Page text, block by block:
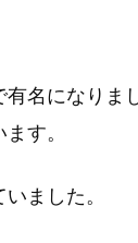
名になりま
す。
ました。